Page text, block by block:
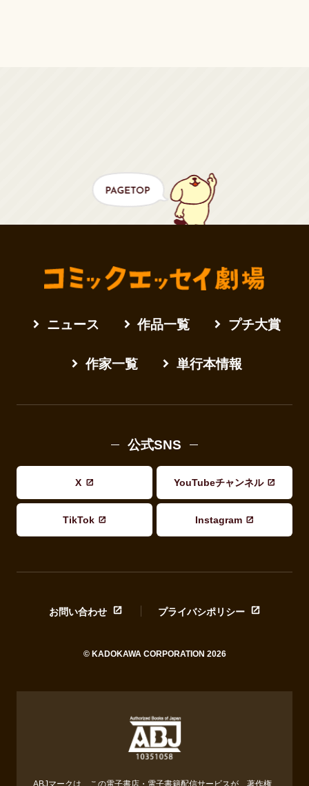
ニュース 作品一覧 プチ大賞
作家一覧 単行本情報
公式SNS
X YouTubeチャンネル
TikTok Instagram
お問い合わせ プライバシポリシー
© KADOKAWA CORPORATION 2026
ABJマークは、この電子書店・電子書籍配信サービスが、著作権